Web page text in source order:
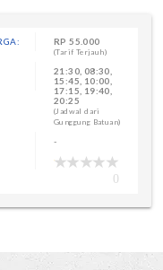
RP55.000
(Tarif Terjauh)
21:30, 08:30,
15:45, 10:00,
17:15, 19:40,
20:25
(Jadwal dari
Gunggung Batuan)
-
0